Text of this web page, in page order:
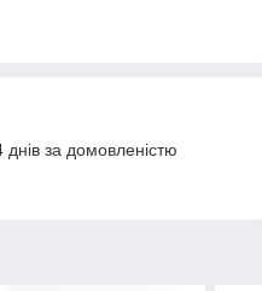
за домовленістю